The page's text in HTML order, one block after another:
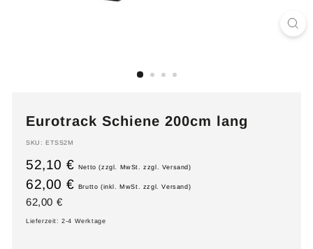
Eurotrack Schiene 200cm lang
SKU: ETSS2M
52,10 € Netto (zzgl. MwSt. zzgl. Versand)
62,00 € Brutto (inkl. MwSt. zzgl. Versand)
Normaler
62,00 €62,00
€
Lieferzeit: 2-4 Werktage